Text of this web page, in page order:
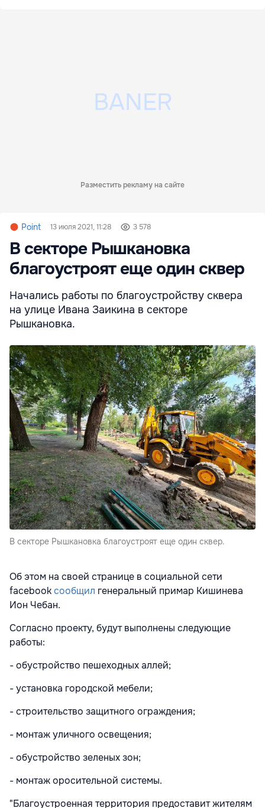
Разместить рекламу на сайте
Point 13 июля 2021, 11:28 3 578
В секторе Рышкановка
благоустроят еще один сквер
Начались работы по благоустройству сквера
на улице Ивана Заикина в секторе
Рышкановка.
В секторе Рышкановка благоустроят еще один сквер.
Об этом на своей странице в социальной сети
facebookсообщил генеральный примар Кишинева
Ион Чебан.
Согласно проекту, будут выполнены следующие
работы:
- обустройство пешеходных аллей;
- установка городской мебели;
- строительство защитного ограждения;
- монтаж уличного освещения;
- обустройство зеленых зон;
- монтаж оросительной системы.
"Благоустроенная территория предоставит жителям